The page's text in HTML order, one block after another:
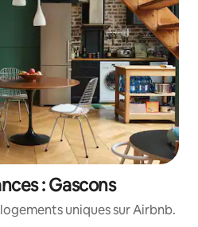
: Gascons
uniques sur Airbnb.